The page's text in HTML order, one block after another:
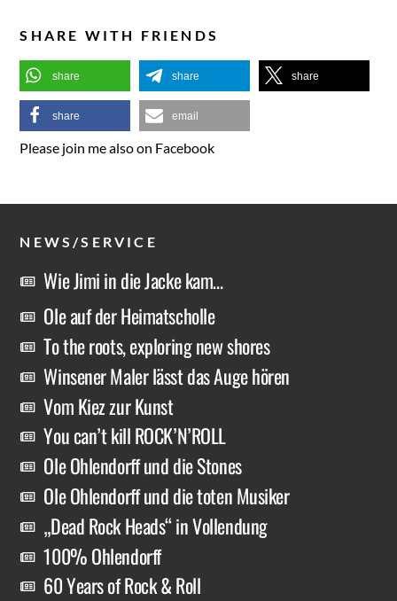
SHARE WITH FRIENDS
share share share
share email
Please join me also on Facebook
NEWS/SERVICE
Wie Jimi in die Jacke kam…
Ole auf der Heimatscholle
To the roots, exploring new shores
Winsener Maler lässt das Auge hören
Vom Kiez zur Kunst
You can’t kill ROCK’N’ROLL
Ole Ohlendorff und die Stones
Ole Ohlendorff und die toten Musiker
„Dead Rock Heads“ in Vollendung
100% Ohlendorff
60 Years of Rock & Roll